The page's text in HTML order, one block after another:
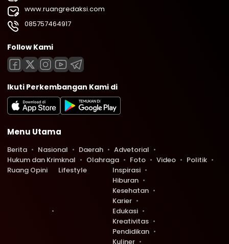
www.ruangredaksi.com
085757464917
Follow Kami
Ikuti Perkembangan Kami di
Menu Utama
Berita Nasional Daerah
Advetorial
Hukum dan Krimknal
Olahraga Foto Video
Politik
Ruang Opini
Lifestyle
Inspirasi
Hiburan
Kesehatan
Karier
Edukasi
Kreativitas
Pendidikan
Kuliner